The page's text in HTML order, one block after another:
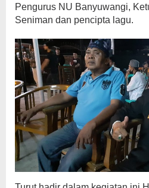
Pengurus NU Banyuwangi,
Seniman dan pencipta lagu.